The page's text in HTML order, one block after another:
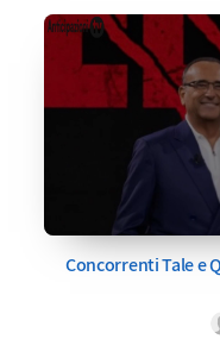
Concorrenti Tale e